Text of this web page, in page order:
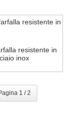
resistente in
inox
1 / 2